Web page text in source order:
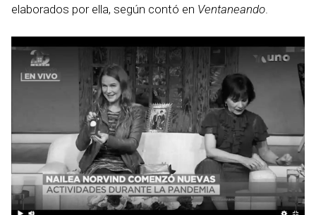
elaborados por ella, según contó en Ventaneando